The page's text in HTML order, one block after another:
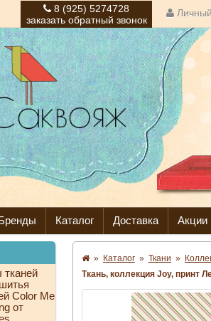
8 (925) 5274728
заказать обратный звонок
Каталог Доставка Акции
тканей
Color Me
от
» Каталог » Ткани »
Ткань, коллекция Joy, принт